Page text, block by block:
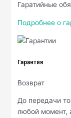
Гаратийные
Подробнее о
Гарантия
Возврат
До передачи
любой момент,